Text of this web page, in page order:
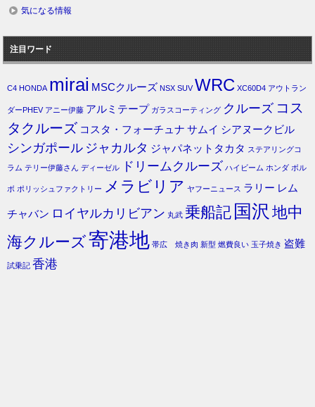
気になる情報
注目ワード
C4 HONDA mirai MSCクルーズ NSX SUV WRC XC60D4 アウトラン
ダーPHEV アニー伊藤 アルミテープ ガラスコーティング クルーズ コス
タクルーズ コスタ・フォーチュナ サムイ シアヌークビル
シンガポール ジャカルタ ジャパネットタカタ ステアリングコ
ラム テリー伊藤さん ディーゼル ドリームクルーズ ハイビーム ホンダ ボル
ボ ポリッシュファクトリー メラビリア ヤフーニュース ラリー レム
チャバン ロイヤルカリビアン 丸武 乗船記 国沢 地中
海クルーズ寄港地 帯広 焼き肉 新型 燃費良い 玉子焼き 盗難
試乗記 香港